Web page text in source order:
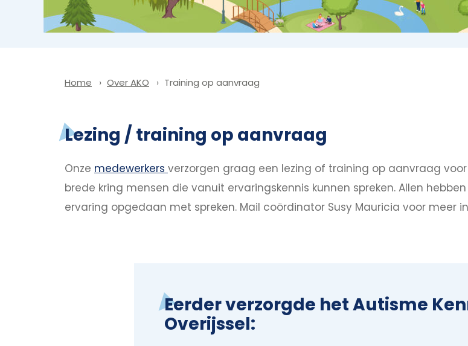
Home Over AKO Training op aanvraag
Lezing / training op aanvraag
Onze medewerkers verzorgen graag een lezing of training op aanvraag
brede kring mensen die vanuit ervaringskennis kunnen spreken. Allen
ervaring opgedaan met spreken. Mail coördinator Susy Mauricia voor meer
Eerder verzorgde het Autisme
Overijssel: